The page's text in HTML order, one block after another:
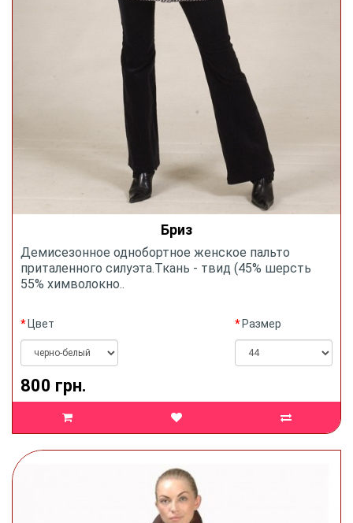
Бриз
Демисезонное однобортное женское пальто
приталенного силуэта.Ткань - твид (45% шерсть
55% химволокно..
Цвет Размер
800 грн.